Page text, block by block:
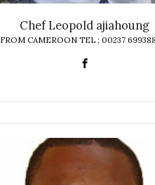
Chef Leopold ajiahoung
FROM CAMEROON TEL ; 00237